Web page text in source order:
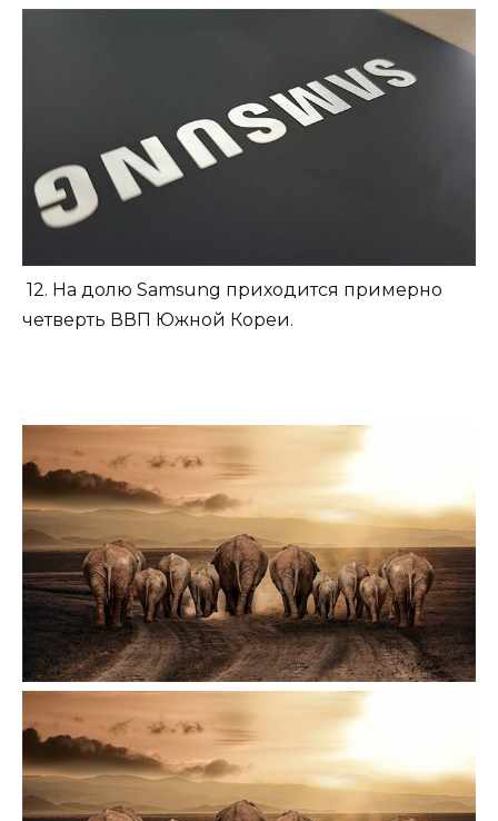
12. На долю Samsung приходится примерно
четверть ВВП Южной Кореи.